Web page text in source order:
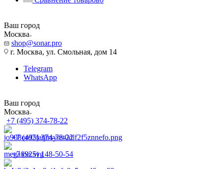
Ваш город
Москва
shop@sonar.pro
г. Москва, ул. Смольная, дом 14
Telegram
WhatsApp
Ваш город
Москва
+7 (495) 374-78-22
+7 (495) 374-78-22
+7 (925) 148-50-54